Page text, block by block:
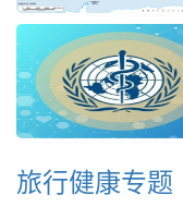
旅行健康专题